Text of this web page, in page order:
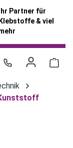
Ihr Partner für
Klebstoffe & viel